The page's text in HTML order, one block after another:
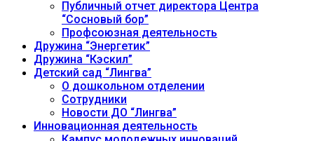
Публичный отчет директора Центра
“Сосновый бор”
Профсоюзная деятельность
Дружина “Энергетик”
Дружина “Кэскил”
Детский сад “Лингва”
О дошкольном отделении
Сотрудники
Новости ДО “Лингва”
Инновационная деятельность